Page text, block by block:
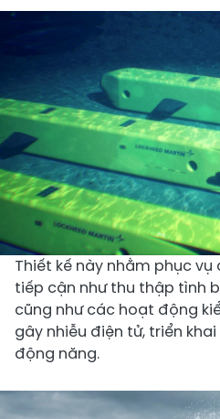
Thiết kế này nhằm phục
tiếp cận như thu thập tình
cũng như các hoạt động
gây nhiễu điện tử, triển
động năng.